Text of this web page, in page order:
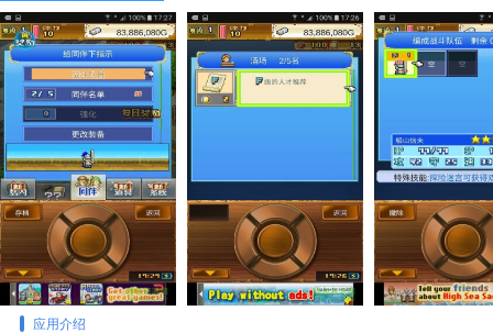
应用介绍